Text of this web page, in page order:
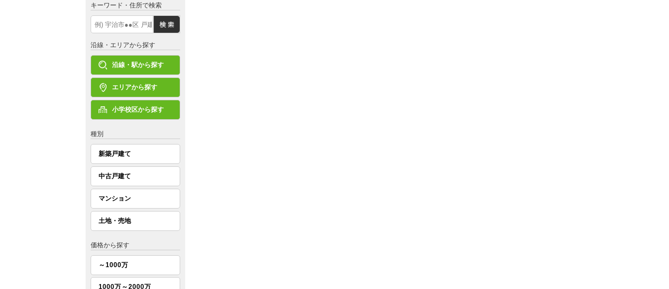
キーワード・住所で検索
沿線・エリアから探す
沿線・駅から探す
エリアから探す
小学校区から探す
種別
新築戸建て
中古戸建て
マンション
土地・売地
価格から探す
～1000万
1000万～2000万